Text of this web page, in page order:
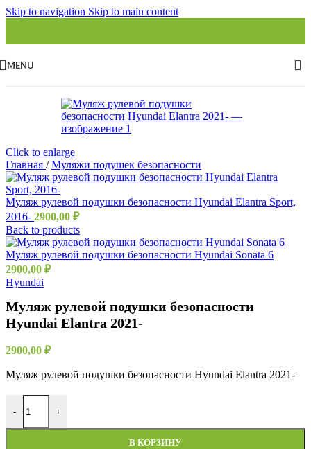
Skip to navigation Skip to main content
MENU
Click to enlarge
Главная / Муляжи подушек безопасности
Муляж рулевой подушки безопасности Hyundai Elantra Sport,
2016- 2900,00 ₽
Back to products
Муляж рулевой подушки безопасности Hyundai Sonata 6
2900,00 ₽
Hyundai
Муляж рулевой подушки безопасности
Hyundai Elantra 2021-
2900,00 ₽
Муляж рулевой подушки безопасности Hyundai Elantra 2021-
- +
В КОРЗИНУ